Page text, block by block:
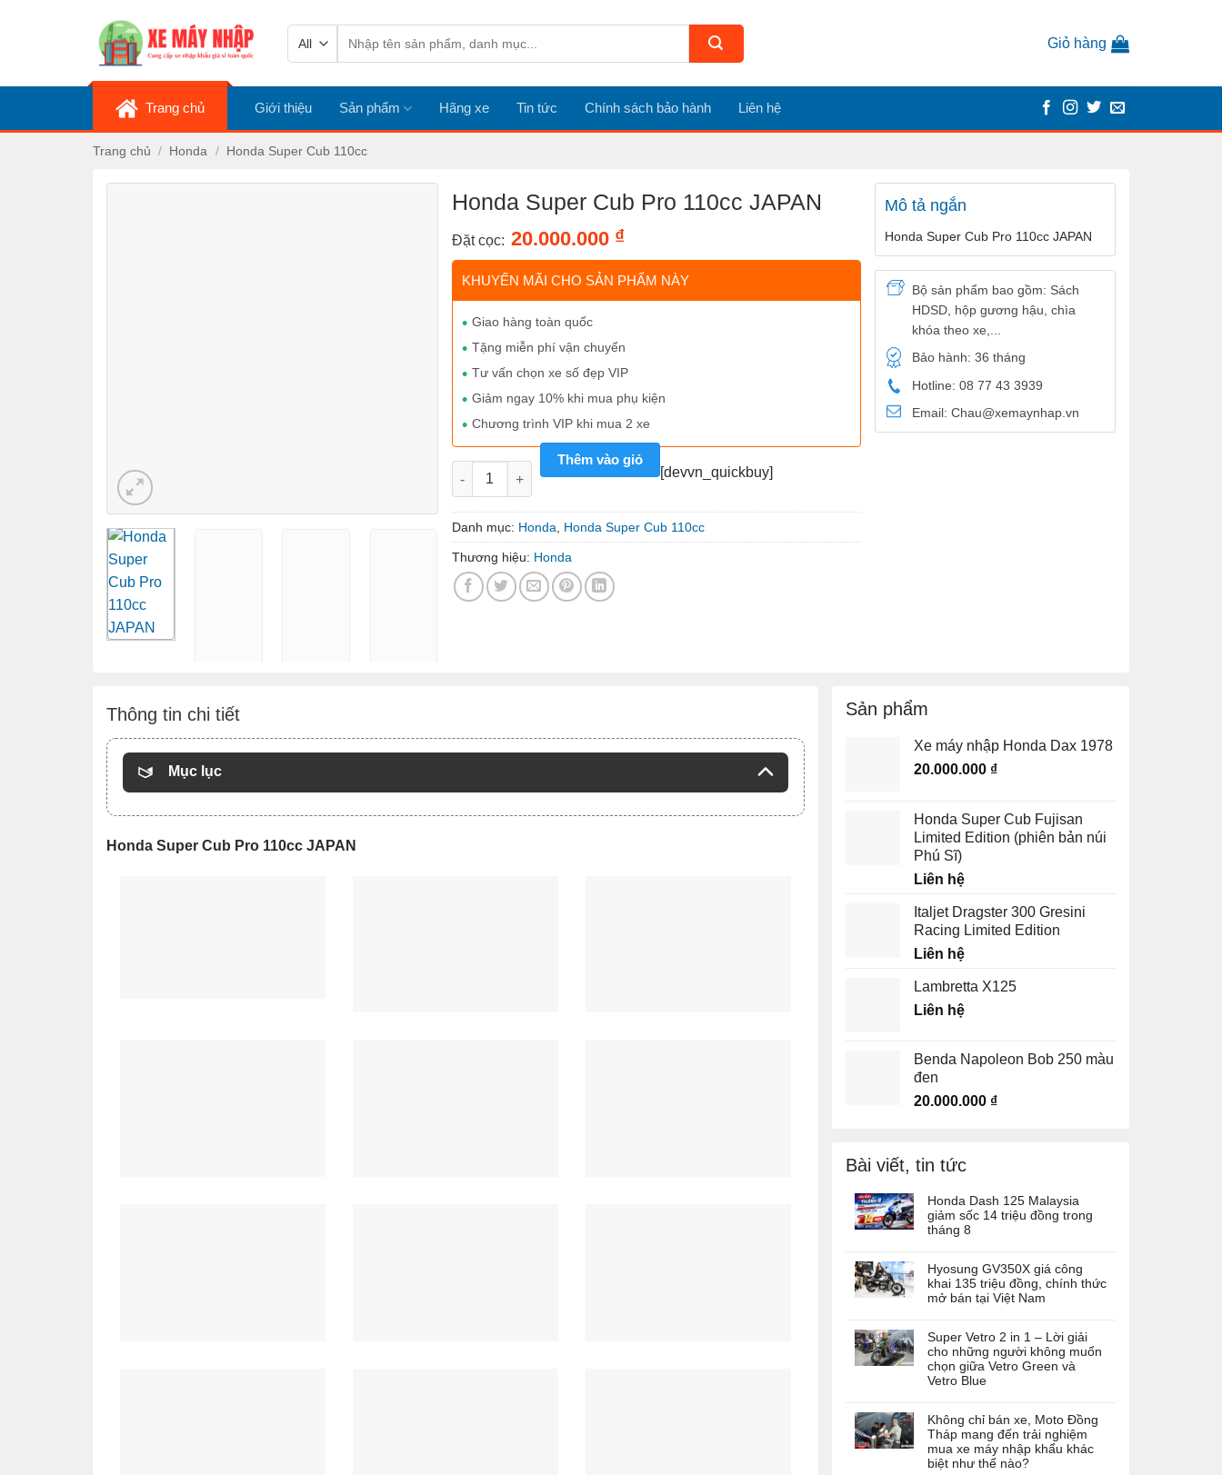
kiếm:
Giỏ hàng
Trang chủ Giới thiệu Sản phẩm Hãng xe Tin tức Chính sách bảo hành Liên hệ
Trang chủ / Honda / Honda Super Cub 110cc
Honda Super Cub Pro 110cc JAPAN
Đặt cọc: 20.000.000 ₫
KHUYẾN MÃI CHO SẢN PHẨM NÀY
Giao hàng toàn quốc
Tặng miễn phí vận chuyển
Tư vấn chọn xe số đẹp VIP
Giảm ngay 10% khi mua phụ kiện
Chương trình VIP khi mua 2 xe
Honda Super Cub Pro 110cc JAPAN số lượng
Thêm vào giỏ
[devvn_quickbuy]
Danh mục: Honda Honda Super Cub 110cc
Thương hiệu: Honda
Mô tả ngắn
Honda Super Cub Pro 110cc JAPAN
Bộ sản phẩm bao gồm: Sách
HDSD, hộp gương hậu, chìa
khóa theo xe,...
Bảo hành: 36 tháng
Hotline: 08 77 43 3939
Email: Chau@xemaynhap.vn
Thông tin chi tiết
Mục lục
Honda Super Cub Pro 110cc JAPAN
Sản phẩm
Xe máy nhập Honda Dax 1978
20.000.000 ₫
Honda Super Cub Fujisan
Limited Edition (phiên bản núi
Phú Sĩ)
Liên hệ
Italjet Dragster 300 Gresini
Racing Limited Edition
Liên hệ
Lambretta X125
Liên hệ
Benda Napoleon Bob 250 màu
đen
20.000.000 ₫
Bài viết, tin tức
Honda Dash 125 Malaysia
giảm sốc 14 triệu đồng trong
tháng 8
Hyosung GV350X giá công
khai 135 triệu đồng, chính thức
mở bán tại Việt Nam
Super Vetro 2 in 1 – Lời giải
cho những người không muốn
chọn giữa Vetro Green và
Vetro Blue
Không chỉ bán xe, Moto Đồng
Tháp mang đến trải nghiệm
mua xe máy nhập khẩu khác
biệt như thế nào?